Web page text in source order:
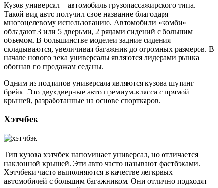
Кузов универсал – автомобиль грузопассажирского типа.
Такой вид авто получил свое название благодаря
многоцелевому использованию. Автомобили «комби»
обладают 3 или 5 дверьми, 2 рядами сидений с большим
объемом. В большинстве моделей задние сидения
складываются, увеличивая багажник до огромных размеров. В
начале нового века универсалы являются лидерами рынка,
обогнав по продажам седаны.
Одним из подтипов универсала являются кузова шутинг
брейк. Это двухдверные авто премиум-класса с прямой
крышей, разработанные на основе спорткаров.
Хэтчбек
Тип кузова хэтчбек напоминает универсал, но отличается
наклонной крышей. Эти авто часто называют фастбэками.
Хэтчбеки часто выполняются в качестве легкрвых
автомобилей с большим багажником. Они отлично подходят